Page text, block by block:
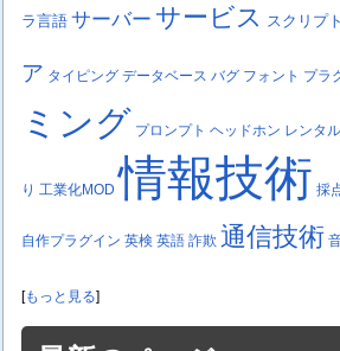
ラ言語 サーバー サービス スクリプト
ア タイピング データベース バグ フォント プラ
ミング プロンプト ヘッドホン レンタ
り 工業化MOD 情報技術 採
自作プラグイン 英検 英語 詐欺 通信技術
[もっと見る]